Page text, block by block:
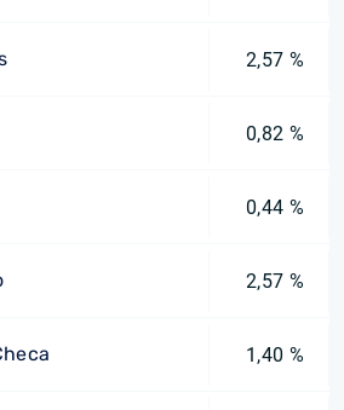
2,57 %
0,82 %
0,44 %
2,57 %
1,40 %